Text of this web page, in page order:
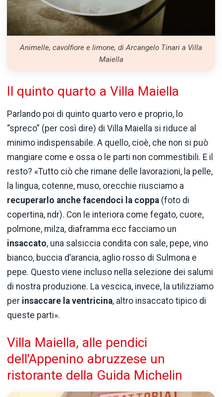
Animelle, cavolfiore e limone, di Arcangelo Tinari a Villa
Maiella
Il quinto quarto a Villa Maiella
Parlando poi di quinto quarto vero e proprio, lo
“spreco” (per così dire) di Villa Maiella si riduce al
minimo indispensabile. A quello, cioè, che non si può
mangiare come e ossa o le parti non commestibili. E il
resto? «Tutto ciò che rimane delle lavorazioni, la pelle,
la lingua, cotenne, muso, orecchie riusciamo a
recuperarlo anche facendoci la coppa (foto di
copertina, ndr). Con le interiora come fegato, cuore,
polmone, milza, diaframma ecc facciamo un
insaccato, una salsiccia condita con sale, pepe, vino
bianco, buccia d’arancia, aglio rosso di Sulmona e
pepe. Questo viene incluso nella selezione dei salumi
di nostra produzione. La vescica, invece, la utilizziamo
per insaccare la ventricina, altro insaccato tipico di
queste parti».
Villa Maiella, alle pendici
dell'Appenino abruzzese un
ristorante della Guida Michelin